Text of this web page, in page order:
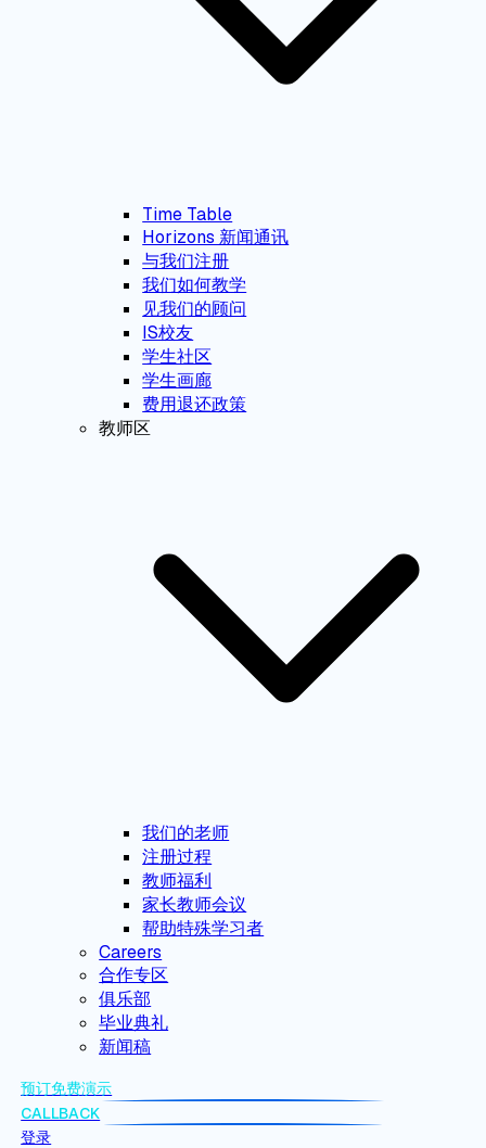
Time Table
Horizons 新闻通讯
与我们注册
我们如何教学
见我们的顾问
IS校友
学生社区
学生画廊
费用退还政策
教师区
我们的老师
注册过程
教师福利
家长教师会议
帮助特殊学习者
Careers
合作专区
俱乐部
毕业典礼
新闻稿
预订免费演示
CALLBACK
登录